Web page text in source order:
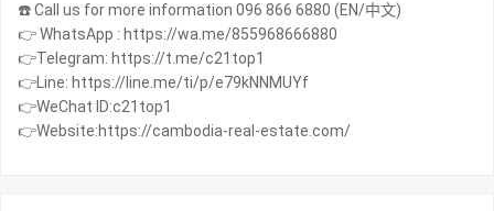
☎️ Call us for more information 096 866 6880 (EN/中文)
👉 WhatsApp : https://wa.me/855968666880
👉Telegram: https://t.me/c21top1
👉Line: https://line.me/ti/p/e79kNNMUYf
👉WeChat ID:c21top1
👉Website:https://cambodia-real-estate.com/